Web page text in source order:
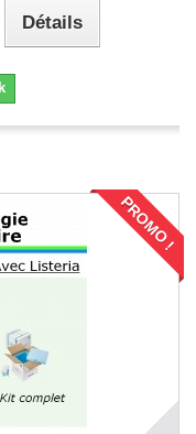
Détails
PROMO !